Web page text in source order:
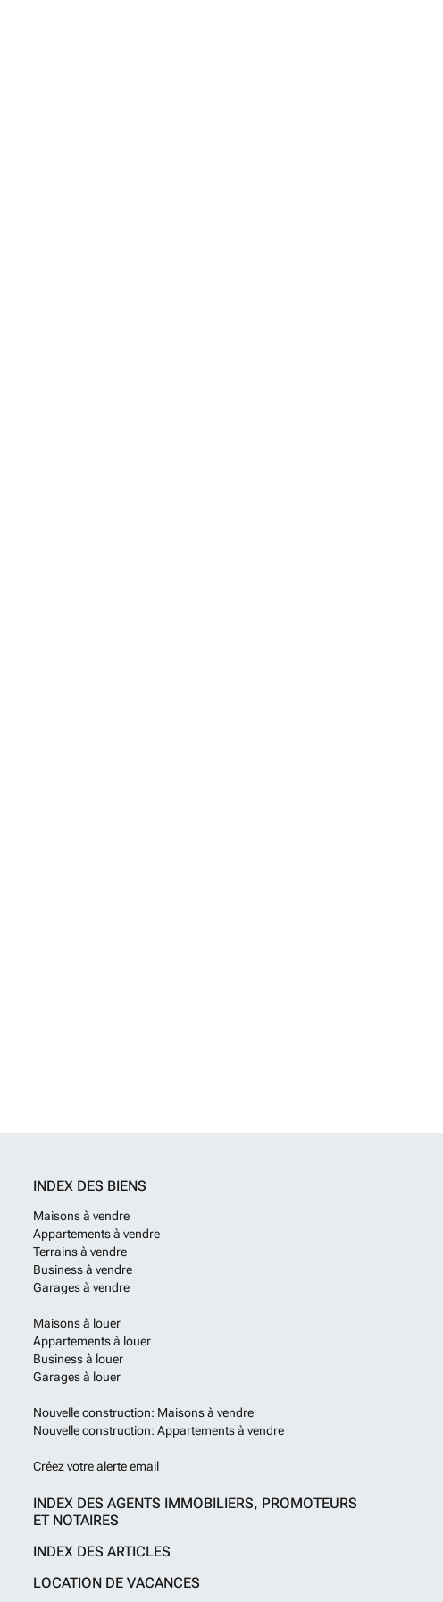
INDEX DES BIENS
Maisons à vendre
Appartements à vendre
Terrains à vendre
Business à vendre
Garages à vendre
Maisons à louer
Appartements à louer
Business à louer
Garages à louer
Nouvelle construction: Maisons à vendre
Nouvelle construction: Appartements à vendre
Créez votre alerte email
INDEX DES AGENTS IMMOBILIERS, PROMOTEURS
ET NOTAIRES
INDEX DES ARTICLES
LOCATION DE VACANCES